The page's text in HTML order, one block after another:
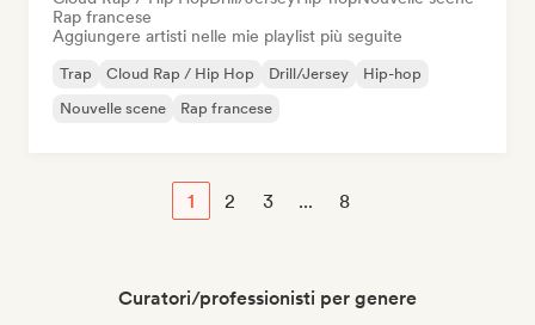
Rap francese
Aggiungere artisti nelle mie playlist più seguite
Trap Cloud Rap / Hip Hop Drill/Jersey
Hip-hop
Nouvelle scene
Rap francese
1 2 3 ... 8
Curatori/professionisti per genere